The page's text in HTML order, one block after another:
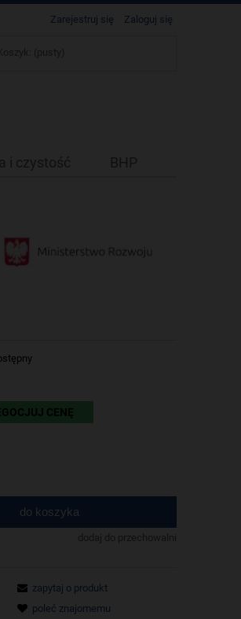
Zarejestruj się Zaloguj się
Koszyk: (pusty)
i czystość BHP
CENĘ
do koszyka
dodaj do przechowalni
zapytaj o produkt
poleć znajomemu